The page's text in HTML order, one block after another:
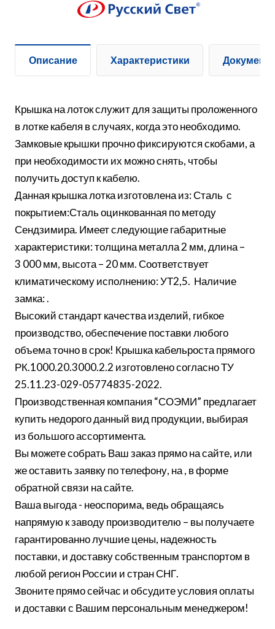
Описание Характеристики
Крышка на лоток служит для защиты проложенного
в лотке кабеля в случаях, когда это необходимо.
Замковые крышки прочно фиксируются скобами, а
при необходимости их можно снять, чтобы
получить доступ к кабелю.
Данная крышка лотка изготовлена из: Сталь с
покрытием:Сталь оцинкованная по методу
Сендзимира. Имеет следующие габаритные
характеристики: толщина металла 2 мм, длина –
3 000 мм, высота – 20 мм. Соответствует
климатическому исполнению: УТ2,5. Наличие
замка: .
Высокий стандарт качества изделий, гибкое
производство, обеспечение поставки любого
объема точно в срок! Крышка кабельроста прямого
РК.1000.20.3000.2.2 изготовлено согласно ТУ
25.11.23-029-05774835-2022.
Производственная компания “СОЭМИ” предлагает
купить недорого данный вид продукции, выбирая
из большого ассортимента.
Вы можете собрать Ваш заказ прямо на сайте, или
же оставить заявку по телефону, на , в форме
обратной связи на сайте.
Ваша выгода - неоспорима, ведь обращаясь
напрямую к заводу производителю – вы получаете
гарантированно лучшие цены, надежность
поставки, и доставку собственным транспортом в
любой регион России и стран СНГ.
Звоните прямо сейчас и обсудите условия оплаты
и доставки с Вашим персональным менеджером!